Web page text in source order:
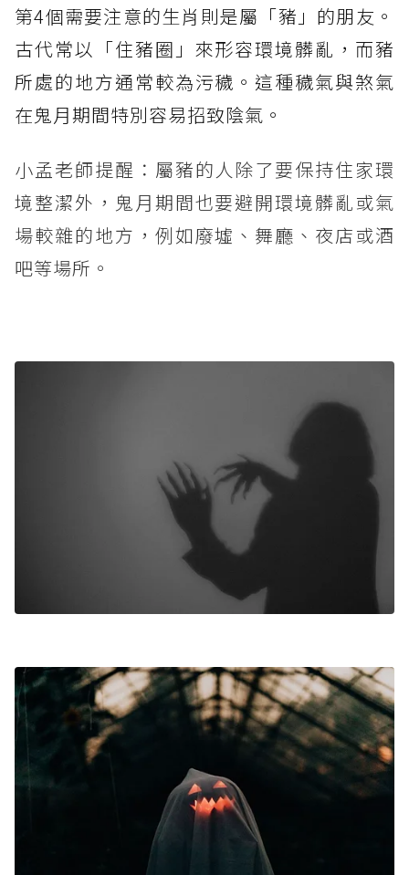
第4個需要注意的生肖則是屬「豬」的朋友。
古代常以「住豬圈」來形容環境髒亂，而豬
所處的地方通常較為污穢。這種穢氣與煞氣
在鬼月期間特別容易招致陰氣。
小孟老師提醒：屬豬的人除了要保持住家環
境整潔外，鬼月期間也要避開環境髒亂或氣
場較雜的地方，例如廢墟、舞廳、夜店或酒
吧等場所。